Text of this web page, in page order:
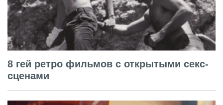
8 гей ретро фильмов с открытыми секс-
сценами